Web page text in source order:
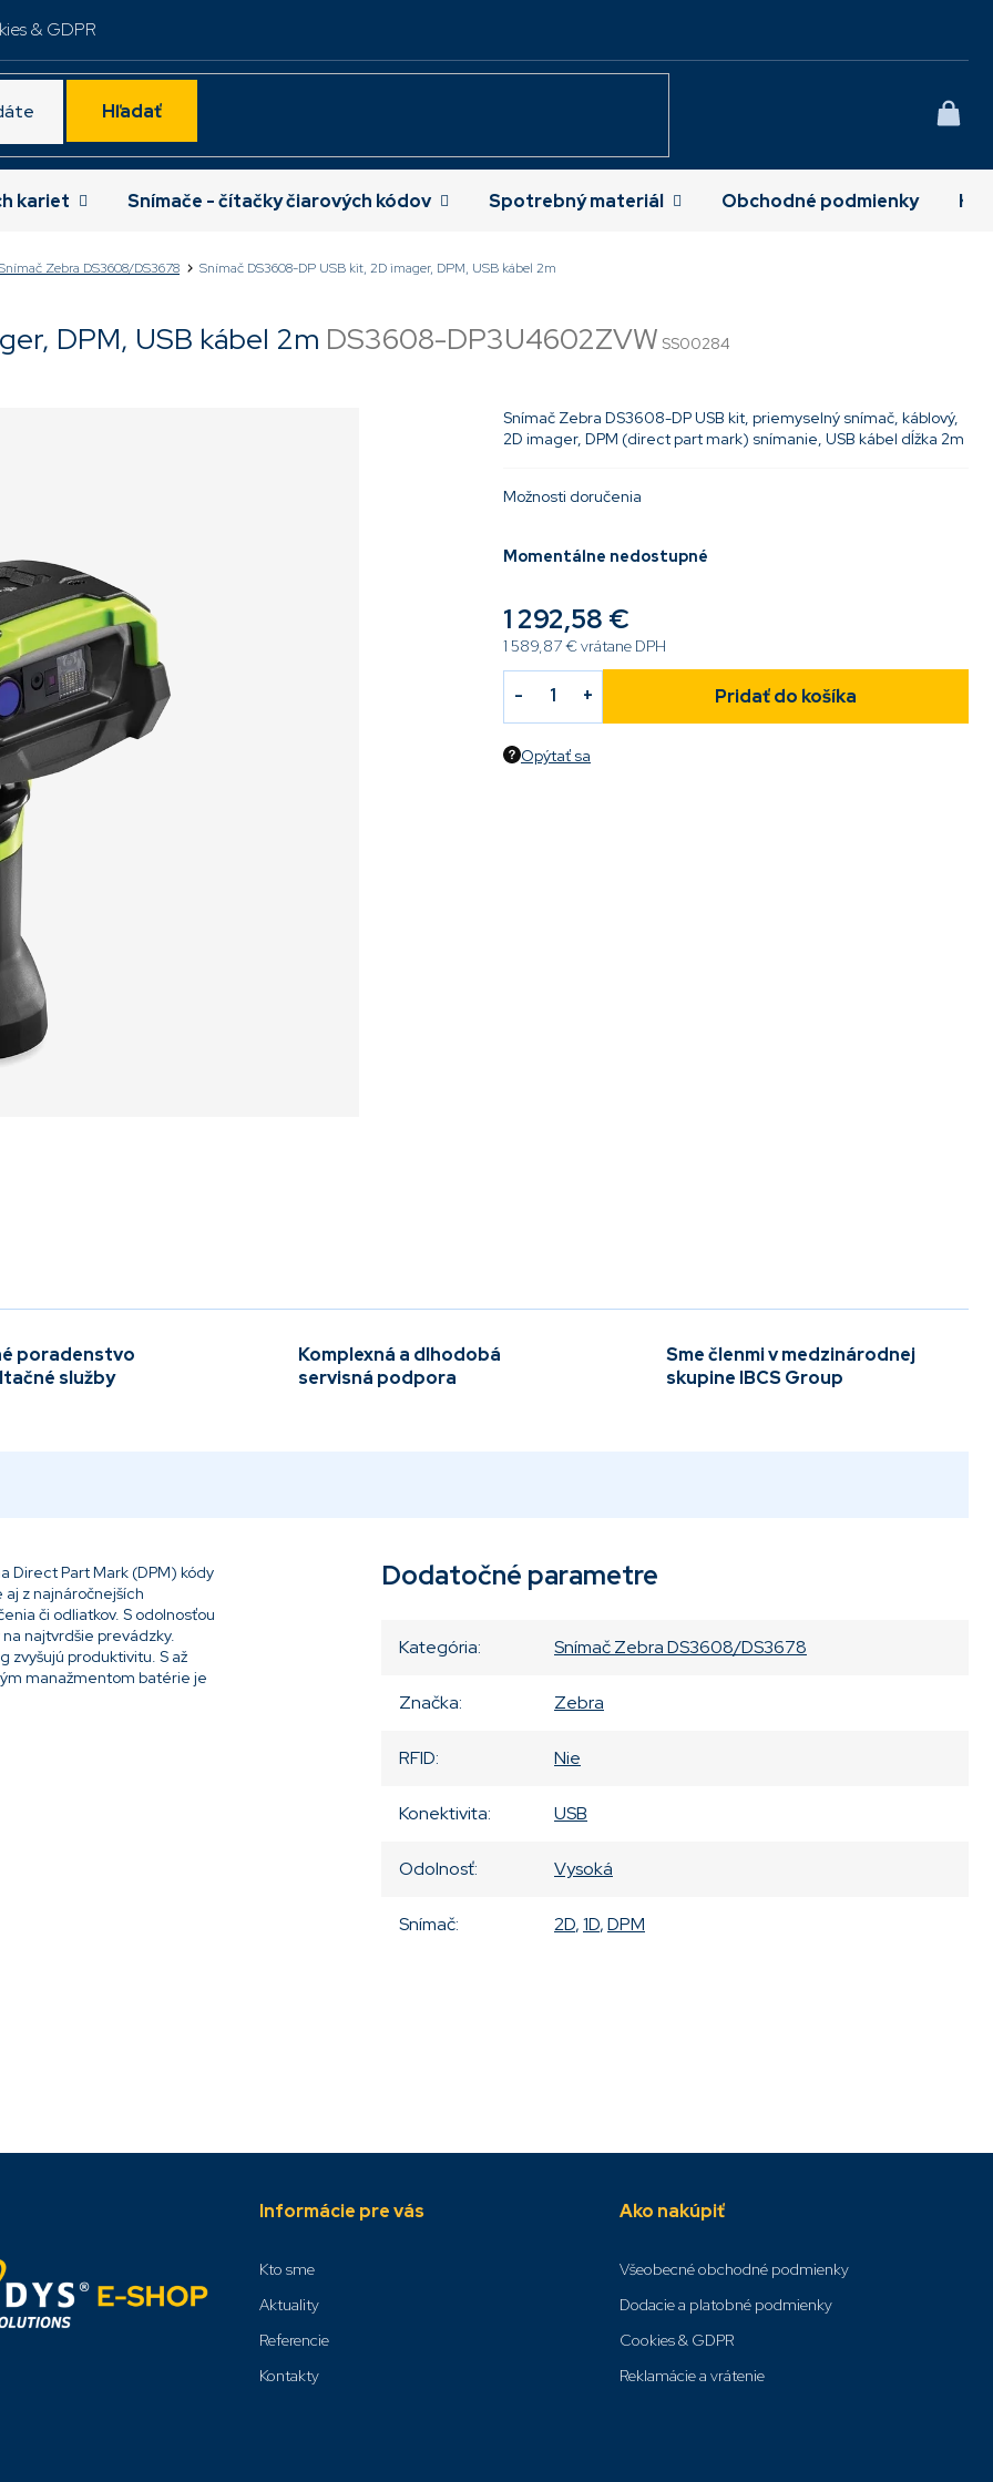
& GDPR
Hľadať
kariet Snímače - čítačky čiarových kódov Spotrebný materiál Obchodné podmienky
Zebra DS3608/DS3678 Snímač DS3608-DP USB kit, 2D imager, DPM, USB kábel 2m
DPM, USB kábel 2m DS3608-DP3U4602ZVW SS00284
1 292,58 €
1 589,87 € vrátane DPH
Momentálne nedostupné
Možnosti doručenia
Pridať do košíka
Snímač Zebra DS3608-DP USB kit, priemyselný snímač, káblový,
2D imager, DPM (direct part mark) snímanie, USB kábel dĺžka 2m
Opýtať sa
poradenstvo
služby
Komplexná a dlhodobá
servisná podpora
Sme členmi v medzinárodnej
skupine IBCS Group
Direct Part Mark (DPM) kódy
aj z najnáročnejších
či odliatkov. S odolnosťou
najtvrdšie prevádzky.
zvyšujú produktivitu. S až
manažmentom batérie je
Dodatočné parametre
Kategória: Snímač Zebra DS3608/DS3678
Značka: Zebra
RFID: Nie
Konektivita: USB
Odolnosť: Vysoká
Snímač: 2D,1D,DPM
Informácie pre vás
Kto sme
Aktuality
Referencie
Kontakty
Ako nakúpiť
Všeobecné obchodné podmienky
Dodacie a platobné podmienky
Cookies & GDPR
Reklamácie a vrátenie